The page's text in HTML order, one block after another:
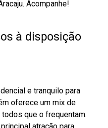
Acompanhe!
à disposição
e tranquilo para
oferece um mix de
que o frequentam.
atração para